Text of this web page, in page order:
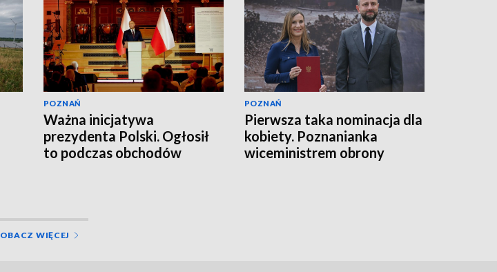
POZNAŃ
Ważna inicjatywa
prezydenta Polski. Ogłosił
to podczas obchodów
POZNAŃ
Pierwsza taka nominacja dla
kobiety. Poznanianka
wiceministrem obrony
WIĘCEJ